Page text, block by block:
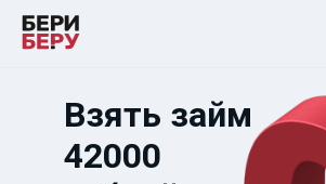
Взять займ
42000